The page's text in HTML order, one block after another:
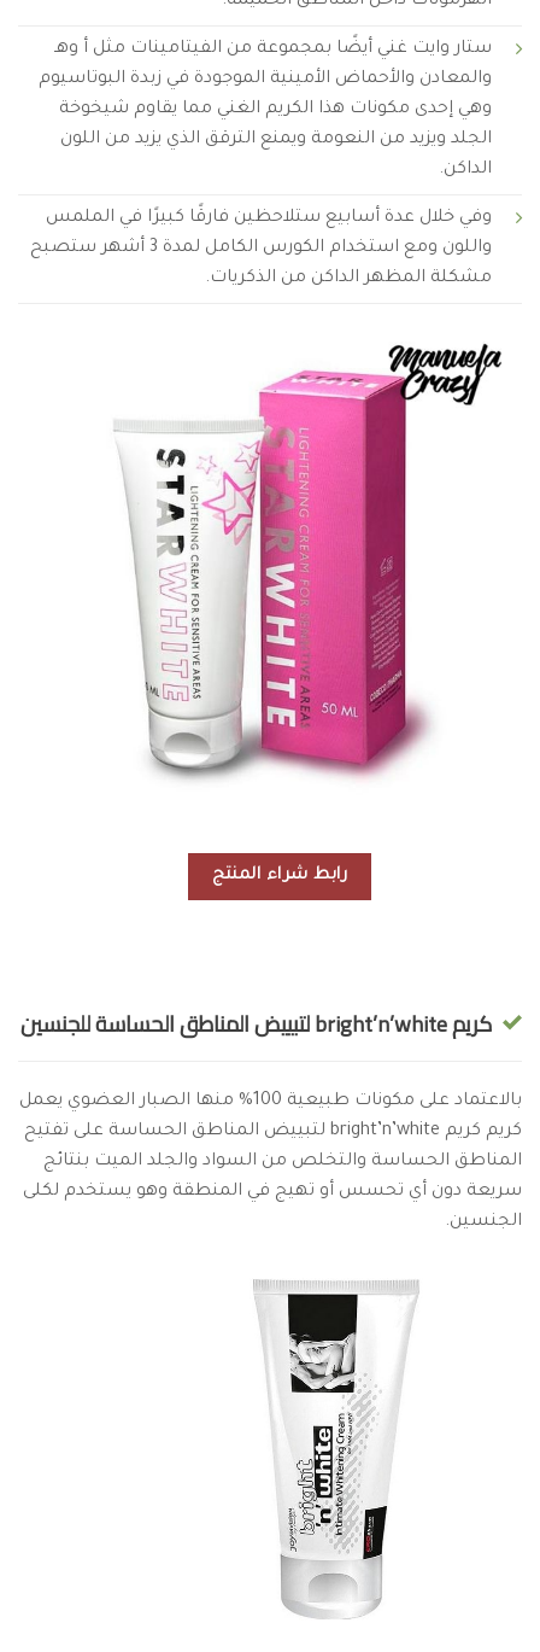
ستار وايت غني أيضًا بمجموعة من الفيتامينات مثل أ وهـ
والمعادن والأحماض الأمينية الموجودة في زبدة البوتاسيوم
وهي إحدى مكونات هذا الكريم الغني مما يقاوم شيخوخة
الجلد ويزيد من النعومة ويمنع الترقق الذي يزيد من اللون
الداكن.
وفي خلال عدة أسابيع ستلاحظين فارقًا كبيرًا في الملمس
واللون ومع استخدام الكورس الكامل لمدة 3 أشهر ستصبح
مشكلة المظهر الداكن من الذكريات.
رابط شراء المنتج
كريم bright’n’white لتبييض المناطق الحساسة للجنسين
بالاعتماد على مكونات طبيعية 100% منها الصبار العضوي يعمل
كريم كريم bright’n’white لتبييض المناطق الحساسة على تفتيح
المناطق الحساسة والتخلص من السواد والجلد الميت بنتائج
سريعة دون أي تحسس أو تهيج في المنطقة وهو يستخدم لكلى
الجنسين.